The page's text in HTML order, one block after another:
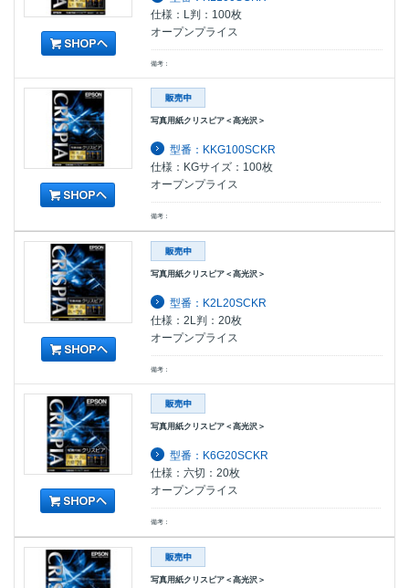
仕様：L判：100枚
オープンプライス
備考：
写真用紙クリスピア＜高光沢＞
型番：KKG100SCKR
仕様：KGサイズ：100枚
オープンプライス
備考：
写真用紙クリスピア＜高光沢＞
型番：K2L20SCKR
仕様：2L判：20枚
オープンプライス
備考：
写真用紙クリスピア＜高光沢＞
型番：K6G20SCKR
仕様：六切：20枚
オープンプライス
備考：
写真用紙クリスピア＜高光沢＞